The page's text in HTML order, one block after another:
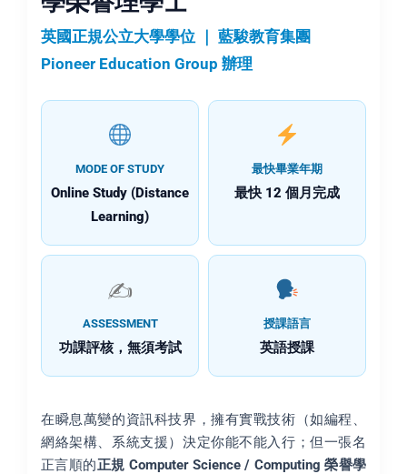
英國正規公立大學學位 ｜ 藍駿教育集團
Pioneer Education Group 辦理
MODE OF STUDY
Online Study (Distance
Learning)
最快畢業年期
最快 12 個月完成
✍️
ASSESSMENT
功課評核，無須考試
授課語言
英語授課
在瞬息萬變的資訊科技界，擁有實戰技術（如編程、
網絡架構、系統支援）決定你能不能入行；但一張名
正言順的正規 Computer Science / Computing 榮譽學